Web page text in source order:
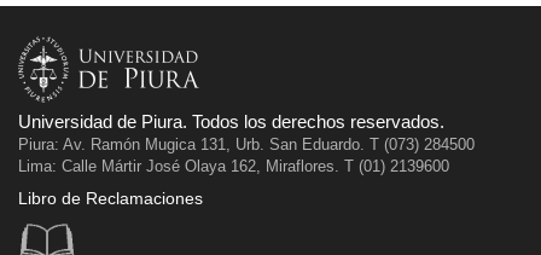
Universidad de Piura. Todos los derechos reservados.
Piura: Av. Ramón Mugica 131, Urb. San Eduardo. T (073) 284500
Lima: Calle Mártir José Olaya 162, Miraflores. T (01) 2139600
Libro de Reclamaciones